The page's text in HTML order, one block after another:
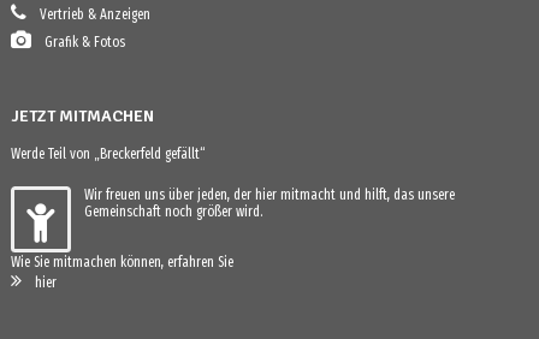
Vertrieb & Anzeigen
Grafik & Fotos
JETZT MITMACHEN
Werde Teil von „Breckerfeld gefällt“
Wir freuen uns über jeden, der hier mitmacht und hilft, das unsere
Gemeinschaft noch größer wird.
Wie Sie mitmachen können, erfahren Sie
hier